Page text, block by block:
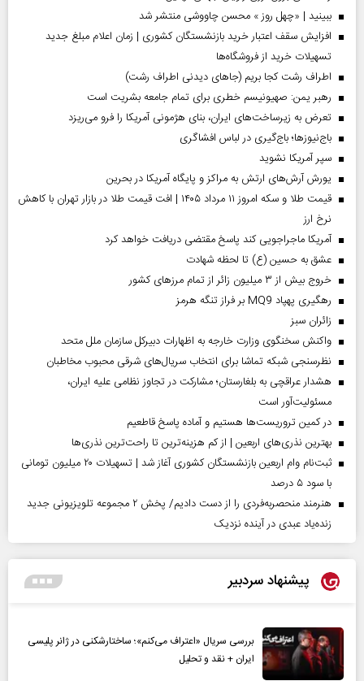
ببینید | «چهل روز » محسن چاووشی منتشر شد
افزایش سقف اعتبار خرید بازنشستگان کشوری | زمان اعلام مبلغ جدید
تسهیلات خرید از فروشگاه‌ها
اطراف رشت کجا بریم (جاهای دیدنی اطراف رشت)
رهبر یمن: صهیونیسم خطری برای تمام جامعه بشریت است
تعرض به زیرساخت‌های ایران، بنای هژمونی آمریکا را فرو می‌ریزد
باج‌نیوزها؛ باج‌گیری در لباس افشاگری
سپر آمریکا نشوید
یورش آرش‌های ارتش به مراکز و پایگاه‌ آمریکا در بحرین
قیمت طلا و سکه امروز ۱۱ مرداد ۱۴۰۵ | افت قیمت طلا در بازار تهران با کاهش
نرخ ارز
آمریکا ماجراجویی کند پاسخ مقتضی دریافت خواهد کرد
عشق به حسین (ع) تا لحظه شهادت
خروج بیش از ۳ میلیون زائر از تمام مرز‌های کشور
رهگیری پهپاد MQ9 بر فراز تنگه هرمز
‌زائران سبز
واکنش سخنگوی وزارت خارجه به اظهارات دبیرکل سازمان ملل متحد
نظرسنجی شبکه تماشا برای انتخاب سریال‌های شرقی محبوب مخاطبان
هشدار عراقچی به بلغارستان؛ مشارکت در تجاوز نظامی علیه ایران،
مسئولیت‌آور است
در کمین تروریست‌ها هستیم و آماده پاسخ قاطعیم
بهترین نذری‌های اربعین | از کم هزینه‌ترین تا راحت‌ترین نذری‌ها
ثبت‌نام وام اربعین بازنشستگان کشوری آغاز شد | تسهیلات ۲۰ میلیون تومانی
با سود ۵ درصد
هنرمند منحصر‌به‌فردی را از دست دادیم/ پخش ۲ مجموعه تلویزیونی جدید
زنده‌یاد عبدی در آینده نزدیک
پیشنهاد سردبیر
بررسی سریال «اعتراف می‌کنم»؛ ساختارشکنی در ژانر پلیسی
ایران + نقد و تحلیل